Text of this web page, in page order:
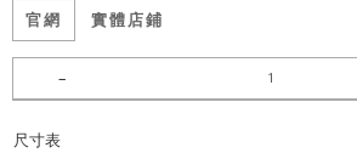
官網 實體店鋪
尺寸表